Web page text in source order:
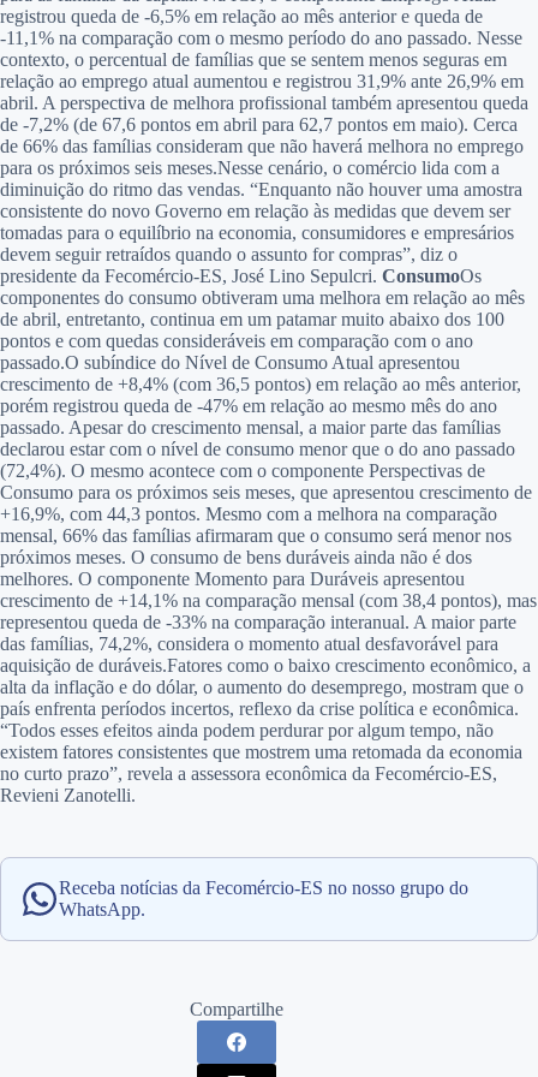
registrou queda de -6,5% em relação ao mês anterior e queda de
-11,1% na comparação com o mesmo período do ano passado. Nesse
contexto, o percentual de famílias que se sentem menos seguras em
relação ao emprego atual aumentou e registrou 31,9% ante 26,9% em
abril. A perspectiva de melhora profissional também apresentou queda
de -7,2% (de 67,6 pontos em abril para 62,7 pontos em maio). Cerca
de 66% das famílias consideram que não haverá melhora no emprego
para os próximos seis meses.Nesse cenário, o comércio lida com a
diminuição do ritmo das vendas. “Enquanto não houver uma amostra
consistente do novo Governo em relação às medidas que devem ser
tomadas para o equilíbrio na economia, consumidores e empresários
devem seguir retraídos quando o assunto for compras”, diz o
presidente da Fecomércio-ES, José Lino Sepulcri. ConsumoOs
componentes do consumo obtiveram uma melhora em relação ao mês
de abril, entretanto, continua em um patamar muito abaixo dos 100
pontos e com quedas consideráveis em comparação com o ano
passado.O subíndice do Nível de Consumo Atual apresentou
crescimento de +8,4% (com 36,5 pontos) em relação ao mês anterior,
porém registrou queda de -47% em relação ao mesmo mês do ano
passado. Apesar do crescimento mensal, a maior parte das famílias
declarou estar com o nível de consumo menor que o do ano passado
(72,4%). O mesmo acontece com o componente Perspectivas de
Consumo para os próximos seis meses, que apresentou crescimento de
+16,9%, com 44,3 pontos. Mesmo com a melhora na comparação
mensal, 66% das famílias afirmaram que o consumo será menor nos
próximos meses. O consumo de bens duráveis ainda não é dos
melhores. O componente Momento para Duráveis apresentou
crescimento de +14,1% na comparação mensal (com 38,4 pontos), mas
representou queda de -33% na comparação interanual. A maior parte
das famílias, 74,2%, considera o momento atual desfavorável para
aquisição de duráveis.Fatores como o baixo crescimento econômico, a
alta da inflação e do dólar, o aumento do desemprego, mostram que o
país enfrenta períodos incertos, reflexo da crise política e econômica.
“Todos esses efeitos ainda podem perdurar por algum tempo, não
existem fatores consistentes que mostrem uma retomada da economia
no curto prazo”, revela a assessora econômica da Fecomércio-ES,
Revieni Zanotelli.
Receba notícias da Fecomércio-ES no nosso grupo do
WhatsApp.
Compartilhe